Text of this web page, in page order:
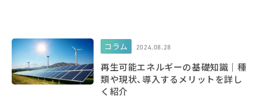
コラム 2024.08.28
再生可能エネルギーの基礎知識｜種
類や現状、導入するメリットを詳し
く紹介